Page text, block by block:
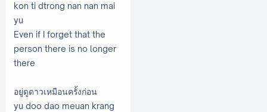
kon ti dtrong nan nan mai
yu
Even if I forget that the
person there is no longer
there
อยู่ดูดาวเหมือนครั้งก่อน
yu doo dao meuan krang